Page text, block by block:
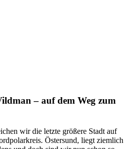
– auf dem Weg zum
wir die letzte größere Stadt auf
Östersund, liegt ziemlich